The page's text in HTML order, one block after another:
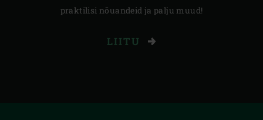
praktilisi nõuandeid ja palju muud!
LIITU